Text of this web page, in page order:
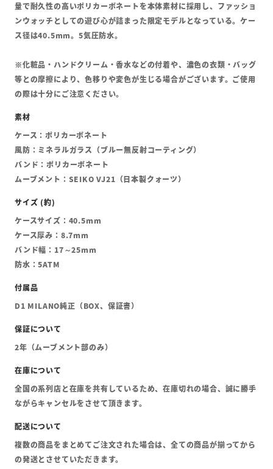
量で耐久性の高いポリカーボネートを本体素材に採用し、ファッショ
ンウォッチとしての遊び心が詰まった限定モデルとなっている。ケー
ス径は40.5mm。5気圧防水。
※化粧品・ハンドクリーム・香水などの付着や、濃色の衣類・バッグ
等との摩擦により、色移りや変色が生じる場合がございます。ご使用
の際は十分にご注意ください。
ケース：ポリカーボネート
風防：ミネラルガラス（ブルー無反射コーティング）
バンド：ポリカーボネート
ムーブメント：SEIKO VJ21（日本製クォーツ）
ケースサイズ：40.5mm
ケース厚み：8.7mm
バンド幅：17～25mm
防水：5ATM
D1 MILANO純正（BOX、保証書）
2年（ムーブメント部のみ）
全国の系列店と在庫を共有しているため、在庫切れの場合、誠に勝手
ながらキャンセルをさせて頂きます。
複数の商品をまとめてご注文された場合は、全ての商品が揃ってから
の発送とさせていただきます。